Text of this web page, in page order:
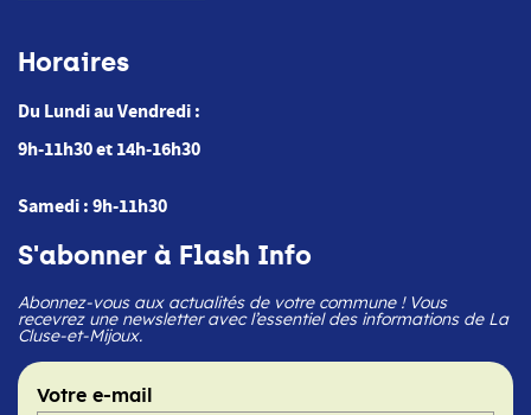
Horaires
Du Lundi au Vendredi :
9h-11h30 et 14h-16h30
Samedi : 9h-11h30
S'abonner à Flash Info
Abonnez-vous aux actualités de votre commune ! Vous
recevrez une newsletter avec l’essentiel des informations de La
Cluse-et-Mijoux.
Votre e-mail